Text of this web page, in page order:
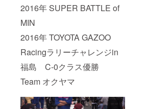
2016年 SUPER BATTLE of
MIN
2016年 TOYOTA GAZOO
Racingラリーチャレンジin
福島 C-0クラス優勝
Team オクヤマ